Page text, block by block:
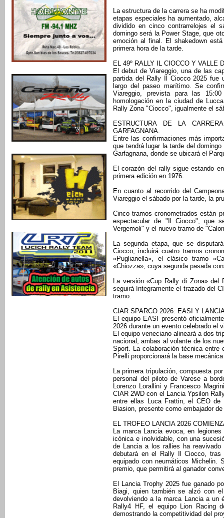
La estructura de la carrera se ha
etapas especiales ha aumentado,
dividido en cinco contrarrelojes el
domingo será la Power Stage, que
emoción al final. El shakedown
primera hora de la tarde.
EL 49º RALLY IL CIOCCO Y VALLE
El debut de Viareggio, una de las
partida del Rally Il Ciocco 2025 fue
largo del paseo marítimo. Se
Viareggio, prevista para las
homologación en la ciudad de
Rally Zona "Ciocco", igualmente el
ESTRUCTURA DE LA
GARFAGNANA.
Entre las confirmaciones más
que tendrá lugar la tarde del
Garfagnana, donde se ubicará el
El corazón del rally sigue estando
primera edición en 1976.
En cuanto al recorrido del
Viareggio el sábado por la tarde, la
Cinco tramos cronometrados están
espectacular de "Il Ciocco", que
Vergemoli" y el nuevo tramo de
La segunda etapa, que se
Ciocco, incluirá cuatro tramos
«Puglianella», el clásico tramo
«Chiozza», cuya segunda pasada
La versión «Cup Rally di Zona» del
seguirá íntegramente el trazado del
tramo.
CIAR SPARCO 2026: EASI Y
El equipo EASI presentó
2026 durante un evento celebrado el
El equipo veneciano alineará a dos
nacional, ambas al volante de los
Sport. La colaboración técnica
Pirelli proporcionará la base
La primera tripulación, compuesta
personal del piloto de Varese a
Lorenzo Lorallini y Francesco
CIAR 2WD con el Lancia Ypsilon
entre ellas Luca Frattin, el CEO de
Biasion, presente como embajador
EL TROFEO LANCIA 2026
La marca Lancia evoca, en
icónica e inolvidable, con una
de Lancia a los rallies ha
debutará en el Rally Il Ciocco,
equipado con neumáticos Michelin.
premio, que permitirá al ganador
El Lancia Trophy 2025 fue ganado
Biagi, quien también se alzó con
devolviendo a la marca Lancia a un
Rally4 HF, el equipo Lion Racing
demostrando la competitividad del